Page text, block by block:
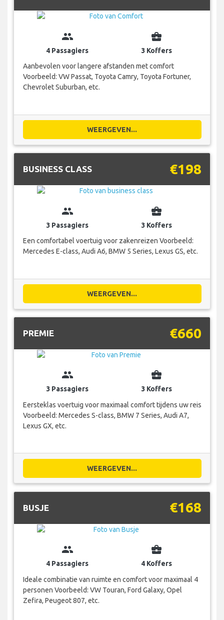
group
4 Passagiers
business_center
3 Koffers
Aanbevolen voor langere afstanden met comfort
Voorbeeld: VW Passat, Toyota Camry, Toyota Fortuner,
Chevrolet Suburban, etc.
WEERGEVEN...
BUSINESS CLASS €198
group
3 Passagiers
business_center
3 Koffers
Een comfortabel voertuig voor zakenreizen Voorbeeld:
Mercedes E-class, Audi A6, BMW 5 Series, Lexus GS, etc.
WEERGEVEN...
PREMIE €660
group
3 Passagiers
business_center
3 Koffers
Eersteklas voertuig voor maximaal comfort tijdens uw reis
Voorbeeld: Mercedes S-class, BMW 7 Series, Audi A7,
Lexus GX, etc.
WEERGEVEN...
BUSJE €168
group
4 Passagiers
business_center
4 Koffers
Ideale combinatie van ruimte en comfort voor maximaal 4
personen Voorbeeld: VW Touran, Ford Galaxy, Opel
Zefira, Peugeot 807, etc.